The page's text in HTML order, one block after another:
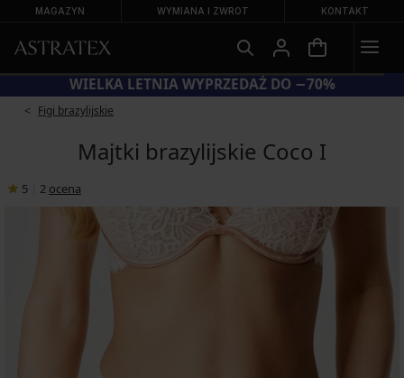
MAGAZYN WYMIANA I ZWROT KONTAKT
KOD BRA20 = BIUSTONOSZE −20%
Figi brazylijskie
Majtki brazylijskie Coco I
5 2 ocena